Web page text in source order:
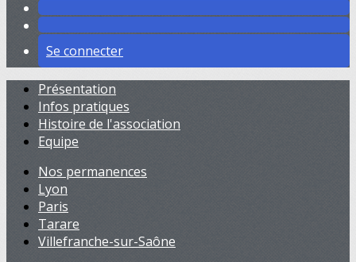
Se connecter
Présentation
Infos pratiques
Histoire de l'association
Equipe
Nos permanences
Lyon
Paris
Tarare
Villefranche-sur-Saône